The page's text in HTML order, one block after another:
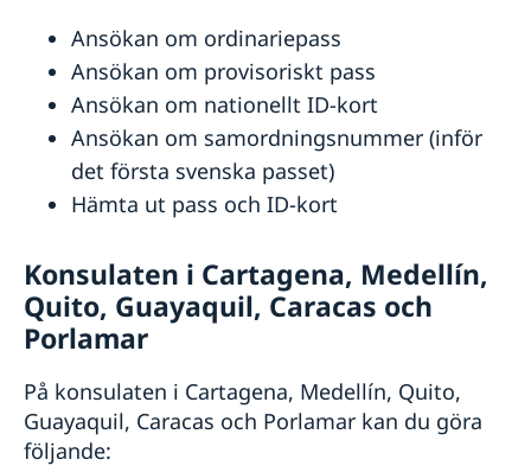
In- och utresebestämmelser
Allmänna säkerhetsläget
Terrorism
Naturförhållanden och katastrofer
Hälso- och sjukvård
Lokala lagar och sedvänjor
Kriminalitet och personlig säkerhet
Trafiksäkerhet
Landöversikt Colombia
Colombia 2021-2025
Svenska företag i utlandet
Ansökan om ordinariepass
Ansökan om provisoriskt pass
Ansökan om nationellt ID-kort
Ansökan om samordningsnummer (inför
det första svenska passet)
Hämta ut pass och ID-kort
Konsulaten i Cartagena, Medellín,
Quito, Guayaquil, Caracas och
Porlamar
På konsulaten i Cartagena, Medellín, Quito,
Guayaquil, Caracas och Porlamar kan du göra
följande: